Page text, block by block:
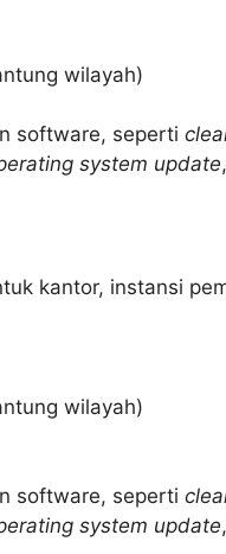
wilayah)
software, seperti
system update,
kantor, instansi
wilayah)
software, seperti
system update,